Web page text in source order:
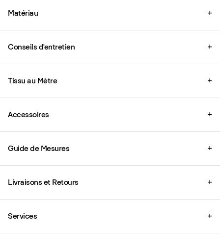
Matériau +
Conseils d'entretien +
Tissu au Mètre +
Accessoires +
Guide de Mesures +
Livraisons et Retours +
Services +